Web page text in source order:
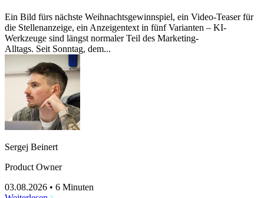
Ein Bild fürs nächste Weihnachtsgewinnspiel, ein Video-Teaser für
die Stellenanzeige, ein Anzeigentext in fünf Varianten – KI-
Werkzeuge sind längst normaler Teil des Marketing-
Alltags. Seit Sonntag, dem...
Sergej Beinert
Product Owner
03.08.2026 • 6 Minuten